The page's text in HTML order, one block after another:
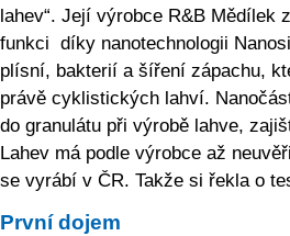
lahev“. Její výrobce R&B Mědílek
funkci díky nanotechnologii
plísní, bakterií a šíření zápachu,
právě cyklistických lahví.
do granulátu při výrobě lahve,
Lahev má podle výrobce až
se vyrábí v ČR. Takže si řekla o
První dojem